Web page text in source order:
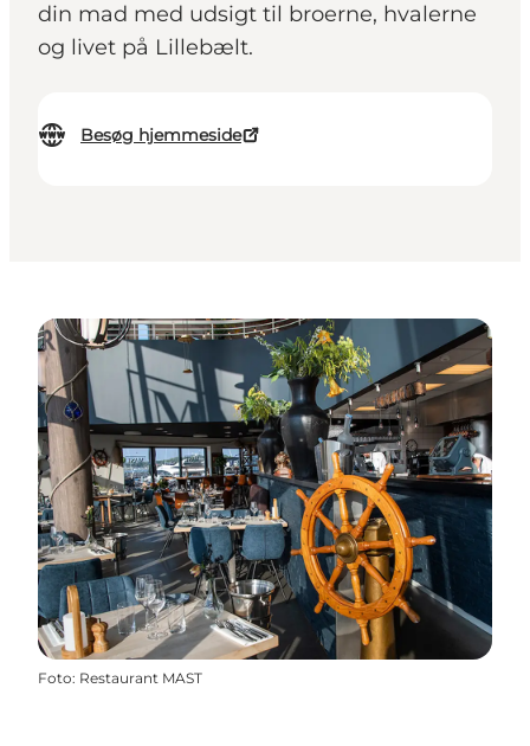
din mad med udsigt til broerne, hvalerne
og livet på Lillebælt.
Besøg hjemmeside
Foto: Restaurant MAST